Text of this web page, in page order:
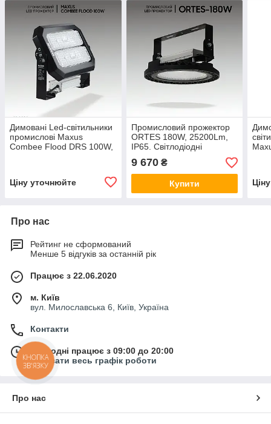
Димовані Led-світильники
промислові Maxus
Combee Flood DRS 100W,
Ціну уточнюйте
Промисловий прожектор
ORTES 180W, 25200Lm,
IP65. Світлодіодні
промислові
9 670₴
Купити
Про нас
Рейтинг не сформований
Менше 5 відгуків за останній рік
Працює з 22.06.2020
м. Київ
вул. Милославська 6, Київ, Україна
Контакти
Сьогодні працює з 09:00 до 20:00
Показати весь графік роботи
Про нас
КНОПКА
ЗВ'ЯЗКУ